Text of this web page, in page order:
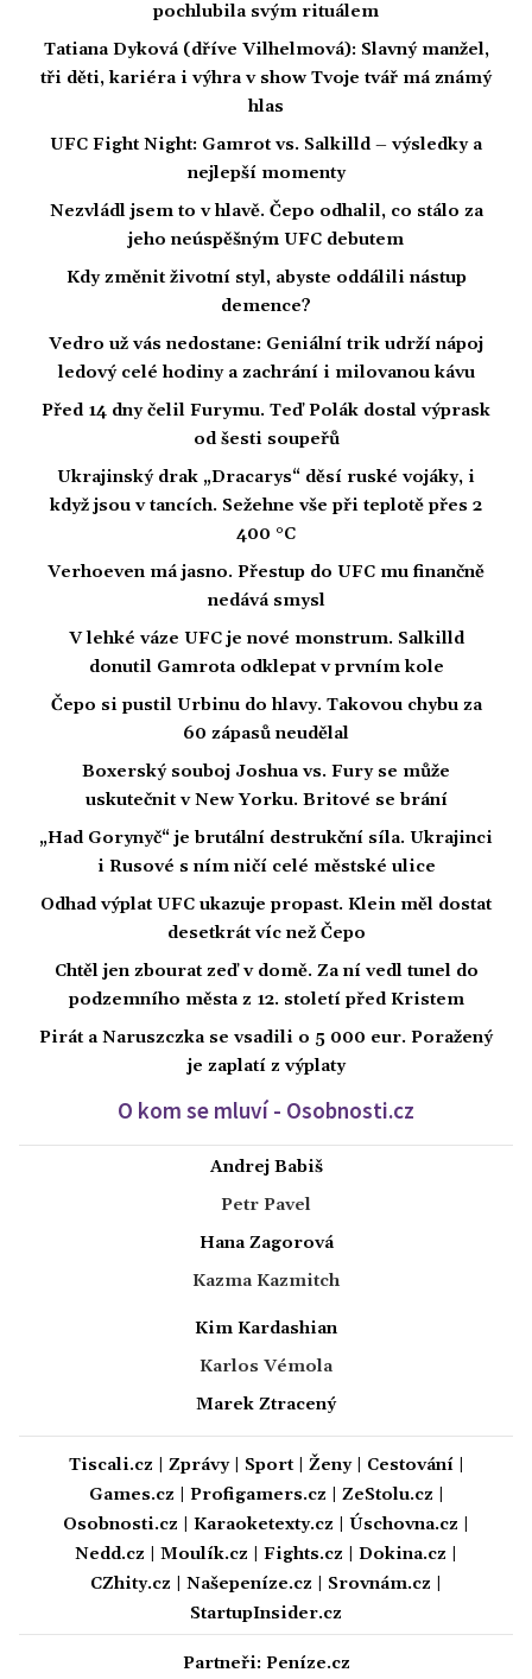
pochlubila svým rituálem
Tatiana Dyková (dříve Vilhelmová): Slavný manžel,
tři děti, kariéra i výhra v show Tvoje tvář má známý
hlas
UFC Fight Night: Gamrot vs. Salkilld – výsledky a
nejlepší momenty
Nezvládl jsem to v hlavě. Čepo odhalil, co stálo za
jeho neúspěšným UFC debutem
Kdy změnit životní styl, abyste oddálili nástup
demence?
Vedro už vás nedostane: Geniální trik udrží nápoj
ledový celé hodiny a zachrání i milovanou kávu
Před 14 dny čelil Furymu. Teď Polák dostal výprask
od šesti soupeřů
Ukrajinský drak „Dracarys“ děsí ruské vojáky, i
když jsou v tancích. Sežehne vše při teplotě přes 2
400 °C
Verhoeven má jasno. Přestup do UFC mu finančně
nedává smysl
V lehké váze UFC je nové monstrum. Salkilld
donutil Gamrota odklepat v prvním kole
Čepo si pustil Urbinu do hlavy. Takovou chybu za
60 zápasů neudělal
Boxerský souboj Joshua vs. Fury se může
uskutečnit v New Yorku. Britové se brání
„Had Gorynyč“ je brutální destrukční síla. Ukrajinci
i Rusové s ním ničí celé městské ulice
Odhad výplat UFC ukazuje propast. Klein měl dostat
desetkrát víc než Čepo
Chtěl jen zbourat zeď v domě. Za ní vedl tunel do
podzemního města z 12. století před Kristem
Pirát a Naruszczka se vsadili o 5 000 eur. Poražený
je zaplatí z výplaty
O kom se mluví - Osobnosti.cz
Andrej Babiš
Petr Pavel
Hana Zagorová
Kazma Kazmitch
Kim Kardashian
Karlos Vémola
Marek Ztracený
Tiscali.cz Zprávy| Sport| Ženy| Cestování|
Games.cz
Profigamers.cz ZeStolu.cz
Osobnosti.cz
Karaoketexty.cz Úschovna.cz
Nedd.cz
Moulík.cz Fights.cz Dokina.cz
CZhity.cz
Našepeníze.cz Srovnám.cz
StartupInsider.cz
Partneři: Peníze.cz